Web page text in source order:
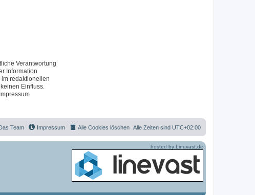
Verantwortung
Information
redaktionellen
Einfluss.
Alle Zeiten sind UTC+02:00
Alle Cookies löschen
Impressum
Das Team
hosted by Linevast.de